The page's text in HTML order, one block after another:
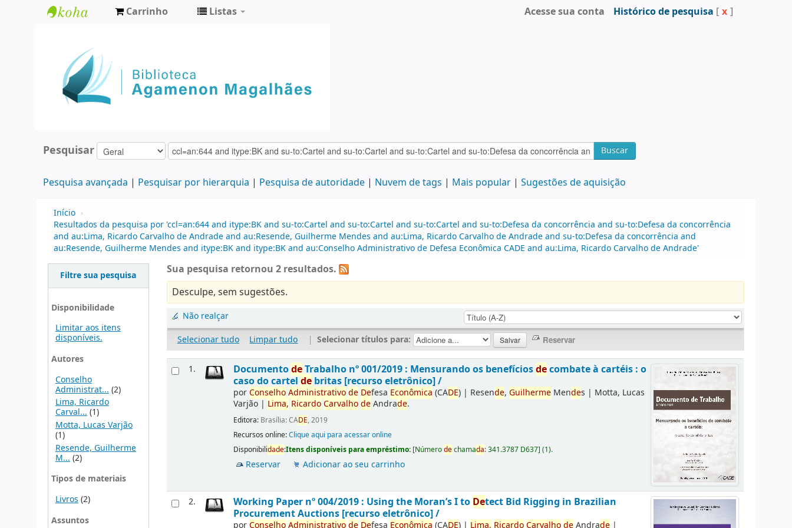
Agamenon
Magalhães
Carrinho Listas Acesse sua conta Histórico de pesquisa [ x ]
Pesquisar Buscar
Pesquisa avançada Pesquisar por hierarquia Pesquisa de autoridade Nuvem de tags Mais popular Sugestões de aquisição
Início ›
Resultados da pesquisa por 'ccl=an:644 and itype:BK and su-to:Cartel and su-to:Cartel and su-to:Cartel and su-to:Defesa da concorrência and su-to:Defesa da concorrência
and au:Lima, Ricardo Carvalho de Andrade and au:Resende, Guilherme Mendes and au:Lima, Ricardo Carvalho de Andrade and su-to:Defesa da concorrência and
au:Resende, Guilherme Mendes and itype:BK and itype:BK and au:Conselho Administrativo de Defesa Econômica CADE and au:Lima, Ricardo Carvalho de Andrade'
Filtre sua pesquisa
Disponibilidade
Limitar aos itens
disponíveis.
Autores
Conselho
Administrat... (2)
Lima, Ricardo
Carval...(1)
Motta, Lucas Varjão
(1)
Resende, Guilherme
M... (2)
Tipos de materiais
Livros (2)
Assuntos
Sua pesquisa retornou 2 resultados.
Desculpe, sem sugestões.
Não realçar
Selecionar tudo
Limpar tudo | Selecionar títulos para:
1. DocumentodeTrabalho nº 001/2019 : Mensurando os benefíciosdecombate à cartéis : o
caso do cartelde britas [recurso eletrônico] /
porConselhoAdministrativode Defesa Econômica (CADE) | Resende,Guilherme Mendes | Motta, Lucas
Varjão | Lima, RicardoCarvalhodeAndrade.
Editora: Brasília: CADE, 2019
Recursos online:Clique aqui para acessar online
Disponibilidade:Itens disponíveis para empréstimo: [Númerodechamada:341.3787 D637](1).
Reservar Adicionar ao seu carrinho
2. Working Paper nº 004/2019 : Using the Moran’s I to Detect Bid Rigging in Brazilian
Procurement Auctions [recurso eletrônico] /